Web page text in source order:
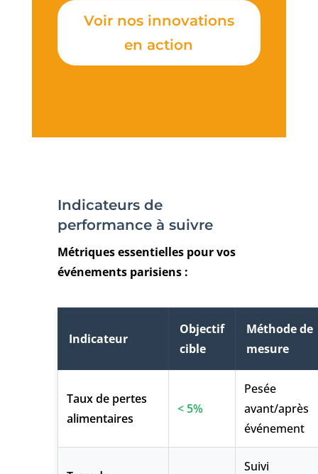
Voir nos innovations
en action
Indicateurs de
performance à suivre
Métriques essentielles pour vos
événements parisiens :
Indicateur
Objectif
cible
Méthode de
mesure
Taux de pertes
alimentaires
< 5%
Pesée
avant/après
événement
Suivi